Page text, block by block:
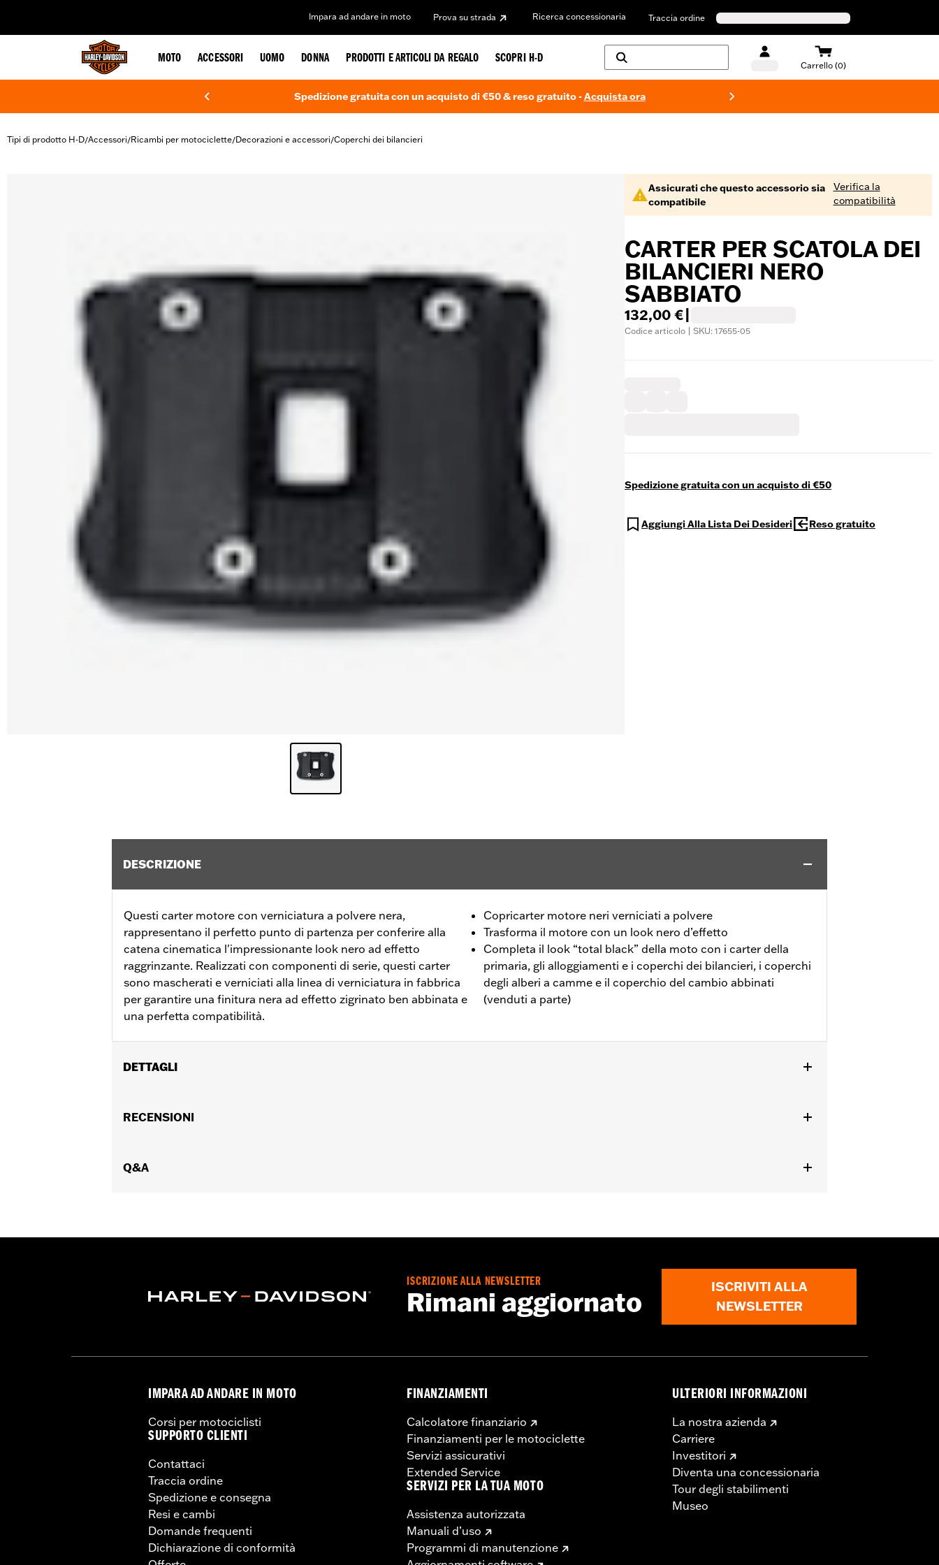
Impara ad andare in moto Prova su strada Ricerca concessionaria Traccia ordine
MOTO ACCESSORI UOMO DONNA PRODOTTI E ARTICOLI DA REGALO SCOPRI H-D
Carrello (0)
Spedizione gratuita con un acquisto di €50 & reso gratuito -Acquista ora
Tipi di prodotto H-D/Accessori/Ricambi per motociclette/Decorazioni e accessori/Coperchi dei bilancieri
Assicurati che questo accessorio sia
compatibile
Verifica la
compatibilità
CARTER PER SCATOLA DEI
BILANCIERI NERO
SABBIATO
132,00 €
Codice articolo | SKU: 17655-05
Spedizione gratuita con un acquisto di €50
Aggiungi Alla Lista Dei Desideri Reso gratuito
DESCRIZIONE
Questi carter motore con verniciatura a polvere nera,
rappresentano il perfetto punto di partenza per conferire alla
catena cinematica l'impressionante look nero ad effetto
raggrinzante. Realizzati con componenti di serie, questi carter
sono mascherati e verniciati alla linea di verniciatura in fabbrica
per garantire una finitura nera ad effetto zigrinato ben abbinata e
una perfetta compatibilità.
Copricarter motore neri verniciati a polvere
Trasforma il motore con un look nero d’effetto
Completa il look “total black” della moto con i carter della
primaria, gli alloggiamenti e i coperchi dei bilancieri, i coperchi
degli alberi a camme e il coperchio del cambio abbinati
(venduti a parte)
DETTAGLI
Venduti singolarmente:
NOTE:La rimozione e l’installazione delle coperture motore può richiedere l’acquisto di nuove guarnizioni. Per informazioni rivolgersi a
RECENSIONI
Q&A
ISCRIZIONE ALLA NEWSLETTER
Rimani aggiornato
ISCRIVITI ALLA
NEWSLETTER
IMPARA AD ANDARE IN MOTO
Corsi per motociclisti
SUPPORTO CLIENTI
Contattaci
Traccia ordine
Spedizione e consegna
Resi e cambi
Domande frequenti
Dichiarazione di conformità
FINANZIAMENTI
Calcolatore finanziario
Finanziamenti per le motociclette
Servizi assicurativi
Extended Service
SERVIZI PER LA TUA MOTO
Assistenza autorizzata
Manuali d’uso
Programmi di manutenzione
ULTERIORI INFORMAZIONI
La nostra azienda
Carriere
Investitori
Diventa una concessionaria
Tour degli stabilimenti
Museo